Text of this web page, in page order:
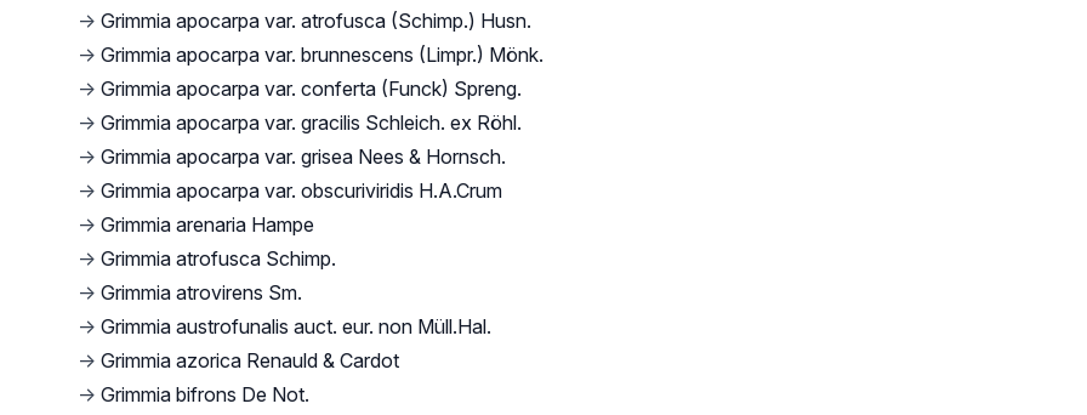
→ Grimmia apocarpa var. atrofusca (Schimp.) Husn.
→ Grimmia apocarpa var. brunnescens (Limpr.) Mönk.
→ Grimmia apocarpa var. conferta (Funck) Spreng.
→ Grimmia apocarpa var. gracilis Schleich. ex Röhl.
→ Grimmia apocarpa var. grisea Nees & Hornsch.
→ Grimmia apocarpa var. obscuriviridis H.A.Crum
→ Grimmia arenaria Hampe
→ Grimmia atrofusca Schimp.
→ Grimmia atrovirens Sm.
→ Grimmia austrofunalis auct. eur. non Müll.Hal.
→ Grimmia azorica Renauld & Cardot
→ Grimmia bifrons De Not.